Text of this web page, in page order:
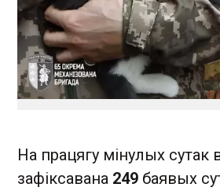
На працягу мінулых сутак
зафіксавана 249 баявых